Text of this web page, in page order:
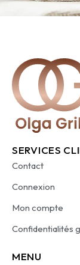
SERVICES
Contact
Connexion
Mon compte
Confidentialités
MENU